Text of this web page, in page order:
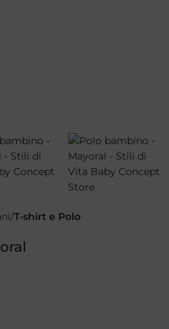
T-shirt e Polo